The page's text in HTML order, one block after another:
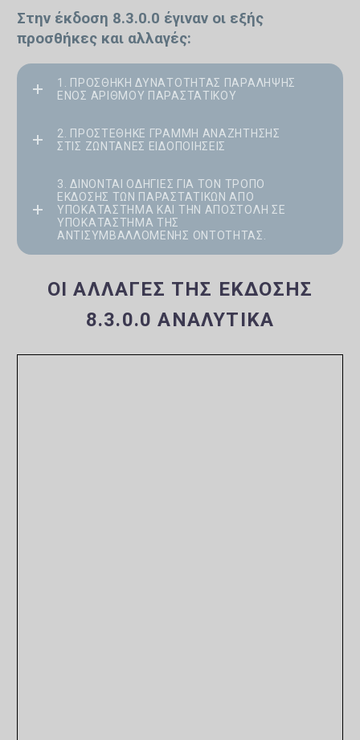
Στην έκδοση 8.3.0.0 έγιναν οι εξής
προσθήκες και αλλαγές:
1. ΠΡΟΣΘΉΚΗ ΔΥΝΑΤΌΤΗΤΑΣ ΠΑΡΆΛΗΨΗΣ
ΕΝΌΣ ΑΡΙΘΜΟΎ ΠΑΡΑΣΤΑΤΙΚΟΎ
2. ΠΡΟΣΤΈΘΗΚΕ ΓΡΑΜΜΉ ΑΝΑΖΉΤΗΣΗΣ
ΣΤΙΣ ΖΩΝΤΑΝΈΣ ΕΙΔΟΠΟΙΉΣΕΙΣ
3. ΔΊΝΟΝΤΑΙ ΟΔΗΓΊΕΣ ΓΙΑ ΤΟΝ ΤΡΌΠΟ
ΈΚΔΟΣΗΣ ΤΩΝ ΠΑΡΑΣΤΑΤΙΚΏΝ ΑΠΌ
ΥΠΟΚΑΤΆΣΤΗΜΑ ΚΑΙ ΤΗΝ ΑΠΟΣΤΟΛΉ ΣΕ
ΥΠΟΚΑΤΆΣΤΗΜΑ ΤΗΣ
ΑΝΤΙΣΥΜΒΑΛΛΌΜΕΝΗΣ ΟΝΤΌΤΗΤΑΣ.
ΟΙ ΑΛΛΑΓΈΣ ΤΗΣ ΈΚΔΟΣΗΣ
8.3.0.0 ΑΝΑΛΥΤΙΚΆ